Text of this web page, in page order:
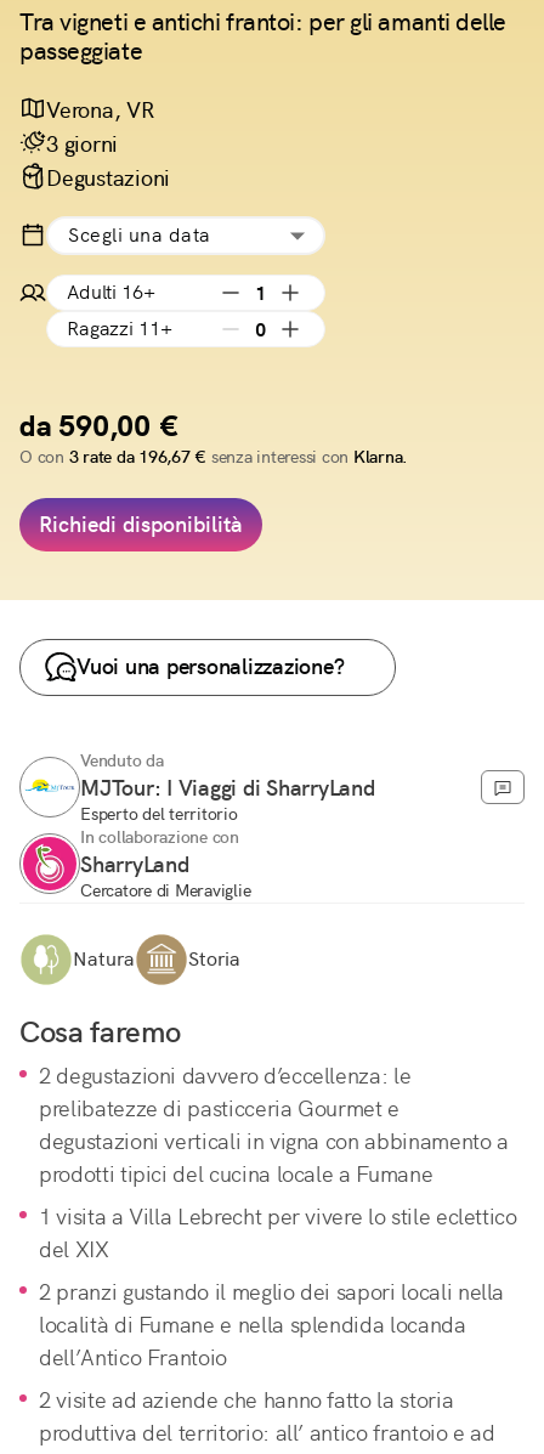
Vuoi una personalizzazione?
Venduto da
MJTour: I Viaggi di SharryLand
Esperto del territorio
In collaborazione con
SharryLand
Cercatore di Meraviglie
Natura Storia
Cosa faremo
2 degustazioni davvero d’eccellenza: le
prelibatezze di pasticceria Gourmet e
degustazioni verticali in vigna con abbinamento a
prodotti tipici del cucina locale a Fumane
1 visita a Villa Lebrecht per vivere lo stile eclettico
del XIX
2 pranzi gustando il meglio dei sapori locali nella
località di Fumane e nella splendida locanda
dell’Antico Frantoio
2 visite ad aziende che hanno fatto la storia
produttiva del territorio: all’ antico frantoio e ad
Tra vigneti e antichi frantoi: per gli amanti delle
passeggiate
Verona, VR
3 giorni
Degustazioni
Scegli una data
Adulti 16+
1
Ragazzi 11+
0
da 590,00 €
O con 3 rate da 196,67 € senza interessi con Klarna.
Richiedi disponibilità